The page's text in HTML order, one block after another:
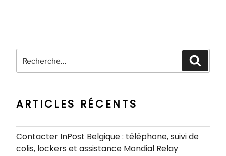
pour
ARTICLES RÉCENTS
Contacter InPost Belgique : téléphone, suivi de
colis, lockers et assistance Mondial Relay